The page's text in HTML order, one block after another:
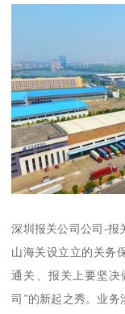
深圳报关公司公司-报
山海关设立立的关务
通关、报关上要坚决
司”的新起之秀。业